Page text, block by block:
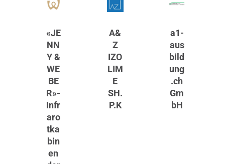
«JE
NN
Y &
WE
BE
R»-
Infr
aro
tka
bin
en
A&
Z
IZO
LIM
E
SH.
P.K
a1-
aus
bild
ung
.ch
Gm
bH